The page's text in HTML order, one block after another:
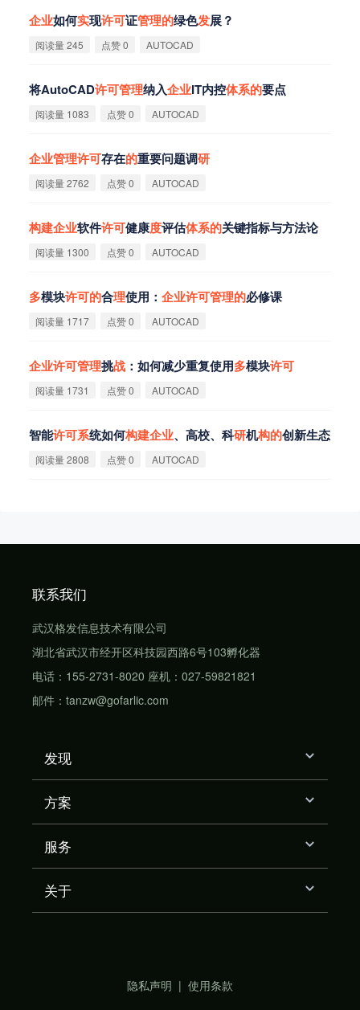
企业如何实现许可证管理的绿色发展？
阅读量 245 点赞 0 AUTOCAD
将AutoCAD许可管理纳入企业IT内控体系的要点
阅读量 1083 点赞 0 AUTOCAD
企业管理许可存在的重要问题调研
阅读量 2762 点赞 0 AUTOCAD
构建企业软件许可健康度评估体系的关键指标与方法论
阅读量 1300 点赞 0 AUTOCAD
多模块许可的合理使用： 企业许可管理的必修课
阅读量 1717 点赞 0 AUTOCAD
企业许可管理挑战 ：如何减少重复使用多模块许可
阅读量 1731 点赞 0 AUTOCAD
智能许可系统如何构建企业、高校、科研机构的创新生态
阅读量 2808 点赞 0 AUTOCAD
联系我们
武汉格发信息技术有限公司
湖北省武汉市经开区科技园西路6号103孵化器
电话：155-2731-8020 座机：027-59821821
邮件：tanzw@gofarlic.com
发现
方案
服务
关于
隐私声明 | 使用条款